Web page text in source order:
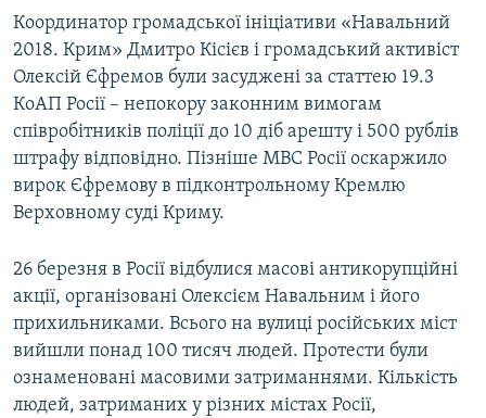
Координатор громадської ініціативи «Навальний
2018. Крим» Дмитро Кісієв і громадський активіст
Олексій Єфремов були засуджені за статтею 19.3
КоАП Росії – непокору законним вимогам
співробітників поліції до 10 діб арешту і 500 рублів
штрафу відповідно. Пізніше МВС Росії оскаржило
вирок Єфремову в підконтрольному Кремлю
Верховному суді Криму.
26 березня в Росії відбулися масові антикорупційні
акції, організовані Олексієм Навальним і його
прихильниками. Всього на вулиці російських міст
вийшли понад 100 тисяч людей. Протести були
ознаменовані масовими затриманнями. Кількість
людей, затриманих у різних містах Росії,